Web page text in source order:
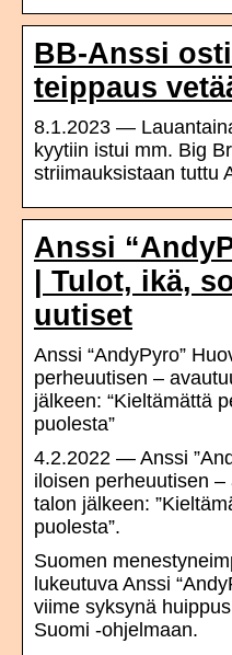
BB-Anssi
teippaus
8.1.2023 —
kyytiin istui mm. Big
striimauksistaan tuttu
Anssi
| Tulot, ikä,
uutiset
Anssi “AndyPyro”
perheuutisen –
jälkeen: “Kieltämättä
puolesta”
4.2.2022 — Anssi
iloisen perheuutisen
talon jälkeen:
puolesta”.
Suomen
lukeutuva Anssi
viime syksynä
Suomi -ohjelmaan.